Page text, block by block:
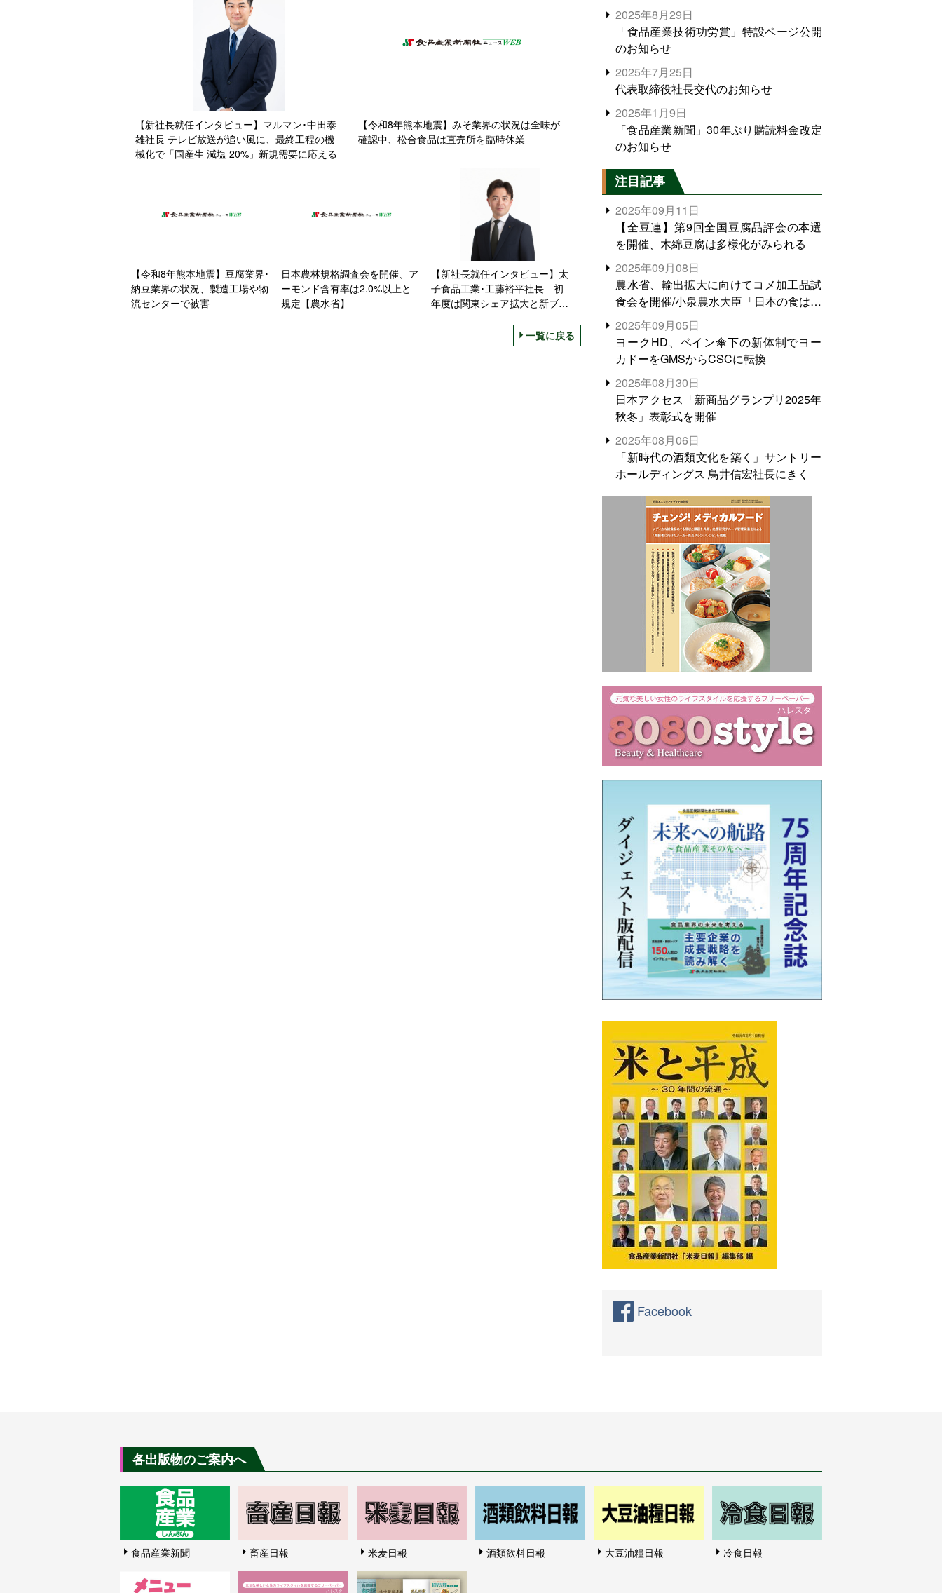
【新社長就任インタビュー】マルマン･中田泰
雄社長 テレビ放送が追い風に、最終工程の機
械化で「国産生 減塩 20%」新規需要に応える
【令和8年熊本地震】みそ業界の状況は全味が
確認中、松合食品は直売所を臨時休業
【令和8年熊本地震】豆腐業界･
納豆業界の状況、製造工場や物
流センターで被害
日本農林規格調査会を開催、ア
ーモンド含有率は2.0%以上と
規定【農水省】
【新社長就任インタビュー】太
子食品工業･工藤裕平社長 初
年度は関東シェア拡大と新ブラ
一覧に戻る
2025年8月29日
「食品産業技術功労賞」特設ページ公開
のお知らせ
2025年7月25日
代表取締役社長交代のお知らせ
2025年1月9日
「食品産業新聞」30年ぶり購読料金改定
のお知らせ
注目記事
2025年09月11日
【全豆連】第9回全国豆腐品評会の本選
を開催、木綿豆腐は多様化がみられる
2025年09月08日
農水省、輸出拡大に向けてコメ加工品試
食会を開催/小泉農水大臣「日本の食は世
界でトップをとれる。米増産に向けて、
米輸出需要の拡大を」
2025年09月05日
ヨークHD、ベイン傘下の新体制でヨー
カドーをGMSからCSCに転換
2025年08月30日
日本アクセス「新商品グランプリ2025年
秋冬」表彰式を開催
2025年08月06日
「新時代の酒類文化を築く」サントリー
ホールディングス 鳥井信宏社長にきく
Facebook
各出版物のご案内へ
食品産業新聞 畜産日報 米麦日報 酒類飲料日報 大豆油糧日報 冷食日報